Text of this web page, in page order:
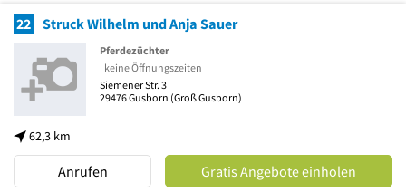
22 Struck Wilhelm und Anja Sauer
62,3 km
Pferdezüchter
keine Öffnungszeiten
Siemener Str. 3
29476Gusborn (Groß Gusborn)
Anrufen Gratis Angebote einholen